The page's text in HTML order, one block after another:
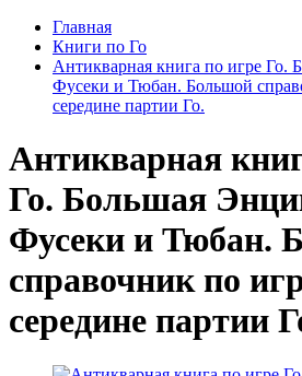
Главная
Книги по Го
Антикварная книга по игре Го.
Фусеки и Тюбан. Большой
середине партии Го.
Антикварная
Го. Большая
Фусеки и Тюбан.
справочник по
середине партии